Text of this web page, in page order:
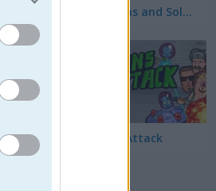
Cannons and Soldiers: Mountain Offense
Aliens Attack